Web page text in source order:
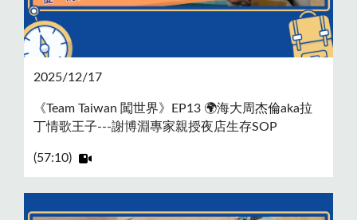
2025/12/17
《Team Taiwan 闖世界》EP13 🌍海大周杰倫aka拉
丁情歌王子---謝博淵專家親授夜店生存SOP
(57:10)